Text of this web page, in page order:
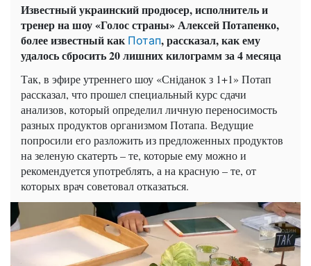
Известный украинский продюсер, исполнитель и
тренер на шоу «Голос страны» Алексей Потапенко,
более известный как Потап, рассказал, как ему
удалось сбросить 20 лишних килограмм за 4 месяца
Так, в эфире утреннего шоу «Сніданок з 1+1» Потап
рассказал, что прошел специальный курс сдачи
анализов, который определил личную переносимость
разных продуктов организмом Потапа. Ведущие
попросили его разложить из предложенных продуктов
на зеленую скатерть – те, которые ему можно и
рекомендуется употреблять, а на красную – те, от
которых врач советовал отказаться.